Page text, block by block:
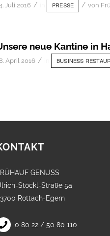
Juli 2016 / PRESSE / von
neue Kantine in
April 2016 / BUSINESS
GENUSS
Stöckl-Straße 5a
Rottach-Egern
0 80 22 / 50 80 110